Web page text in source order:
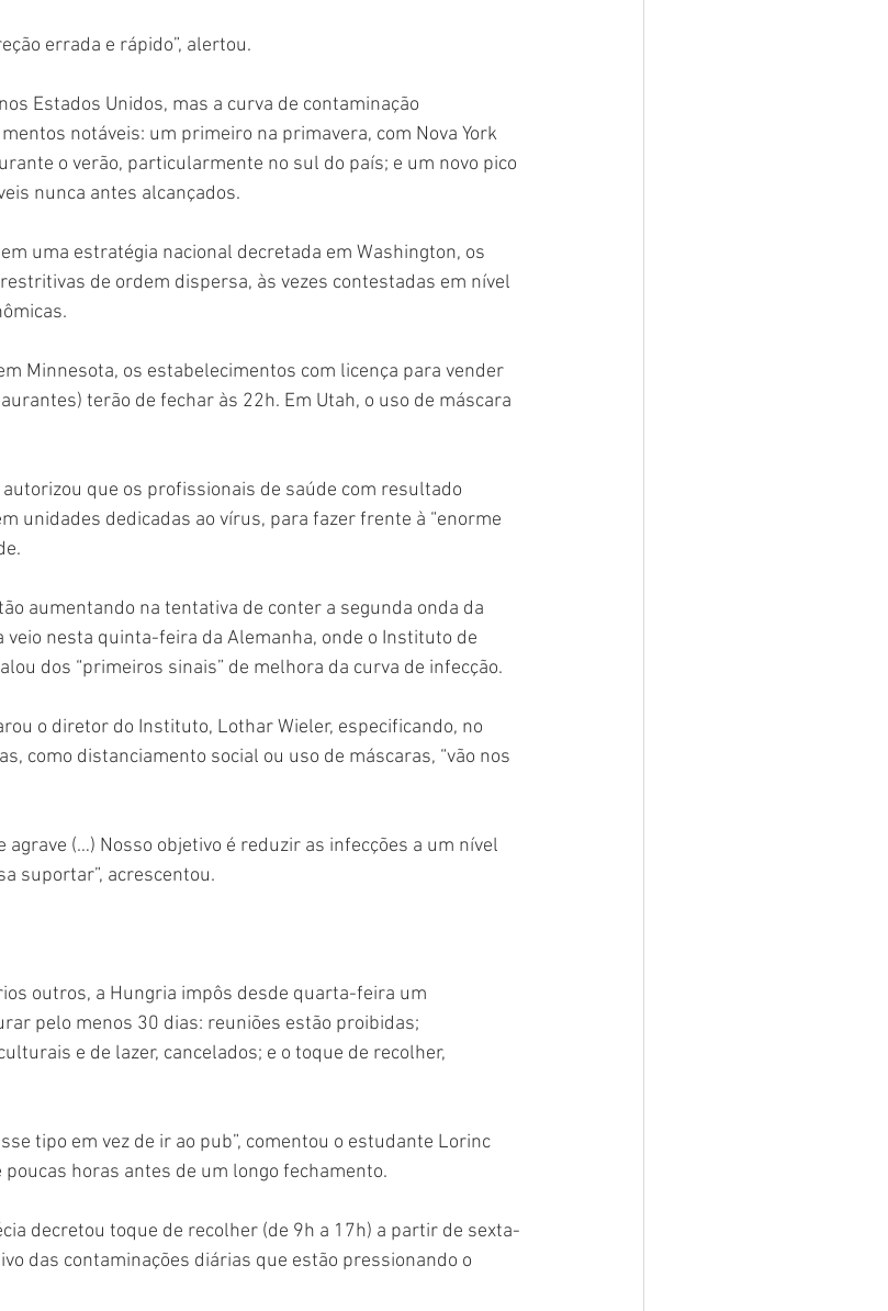
errada e rápido”, alertou.
Estados Unidos, mas a curva de contaminação
notáveis: um primeiro na primavera, com Nova York
o verão, particularmente no sul do país; e um novo pico
nunca antes alcançados.
uma estratégia nacional decretada em Washington, os
de ordem dispersa, às vezes contestadas em nível
Minnesota, os estabelecimentos com licença para vender
terão de fechar às 22h. Em Utah, o uso de máscara
que os profissionais de saúde com resultado
unidades dedicadas ao vírus, para fazer frente à “enorme
aumentando na tentativa de conter a segunda onda da
nesta quinta-feira da Alemanha, onde o Instituto de
dos “primeiros sinais” de melhora da curva de infecção.
o diretor do Instituto, Lothar Wieler, especificando, no
como distanciamento social ou uso de máscaras, “vão nos
agrave (…) Nosso objetivo é reduzir as infecções a um nível
suportar”, acrescentou.
outros, a Hungria impôs desde quarta-feira um
pelo menos 30 dias: reuniões estão proibidas;
e de lazer, cancelados; e o toque de recolher,
tipo em vez de ir ao pub”, comentou o estudante Lorinc
horas antes de um longo fechamento.
decretou toque de recolher (de 9h a 17h) a partir de sexta-
das contaminações diárias que estão pressionando o